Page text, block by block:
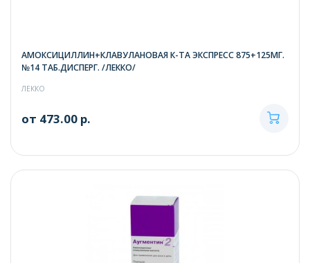
АМОКСИЦИЛЛИН+КЛАВУЛАНОВАЯ К-ТА ЭКСПРЕСС 875+125МГ.
№14 ТАБ.ДИСПЕРГ. /ЛЕККО/
ЛЕККО
от 473.00 р.